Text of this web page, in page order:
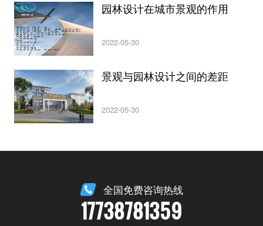
园林设计在城市景观的作用
2022-05-30
景观与园林设计之间的差距
2022-05-30
全国免费咨询热线
17738781359